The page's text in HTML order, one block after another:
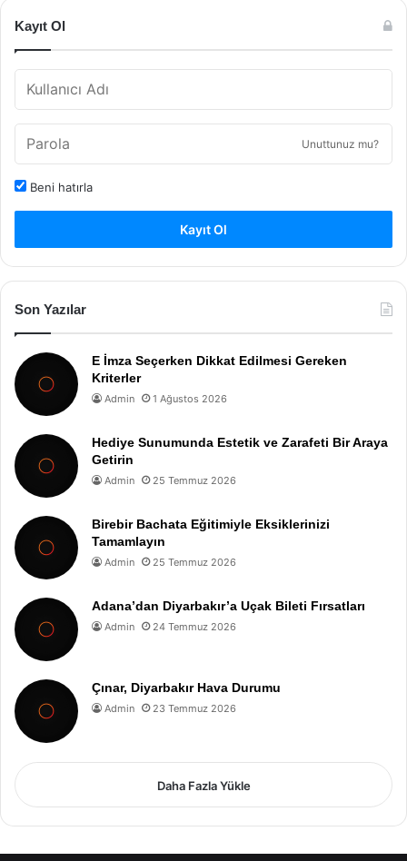
Kayıt Ol
Unuttunuz mu?
Beni hatırla
Kayıt Ol
Son Yazılar
E İmza Seçerken Dikkat Edilmesi Gereken
Kriterler
Admin 1 Ağustos 2026
Hediye Sunumunda Estetik ve Zarafeti Bir Araya
Getirin
Admin 25 Temmuz 2026
Birebir Bachata Eğitimiyle Eksiklerinizi
Tamamlayın
Admin 25 Temmuz 2026
Adana’dan Diyarbakır’a Uçak Bileti Fırsatları
Admin 24 Temmuz 2026
Çınar, Diyarbakır Hava Durumu
Admin 23 Temmuz 2026
Daha Fazla Yükle